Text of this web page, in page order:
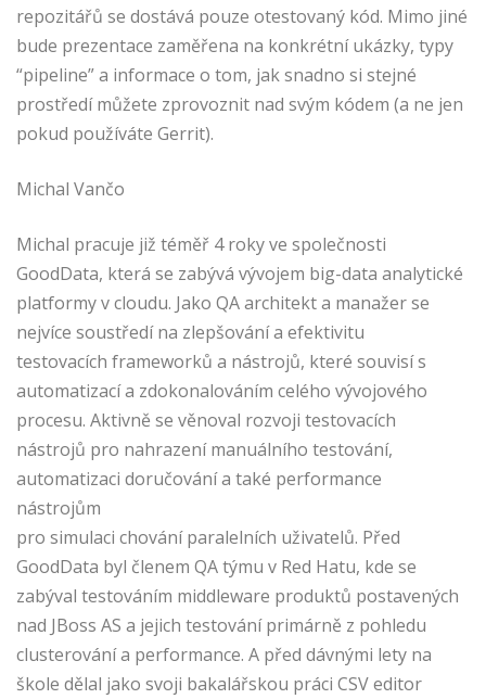
repozitářů se dostává pouze otestovaný kód. Mimo jiné
bude prezentace zaměřena na konkrétní ukázky, typy
“pipeline” a informace o tom, jak snadno si stejné
prostředí můžete zprovoznit nad svým kódem (a ne jen
pokud používáte Gerrit).
Michal Vančo
Michal pracuje již téměř 4 roky ve společnosti
GoodData, která se zabývá vývojem big-data analytické
platformy v cloudu. Jako QA architekt a manažer se
nejvíce soustředí na zlepšování a efektivitu
testovacích frameworků a nástrojů, které souvisí s
automatizací a zdokonalováním celého vývojového
procesu. Aktivně se věnoval rozvoji testovacích
nástrojů pro nahrazení manuálního testování,
automatizaci doručování a také performance
nástrojům
pro simulaci chování paralelních uživatelů. Před
GoodData byl členem QA týmu v Red Hatu, kde se
zabýval testováním middleware produktů postavených
nad JBoss AS a jejich testování primárně z pohledu
clusterování a performance. A před dávnými lety na
škole dělal jako svoji bakalářskou práci CSV editor